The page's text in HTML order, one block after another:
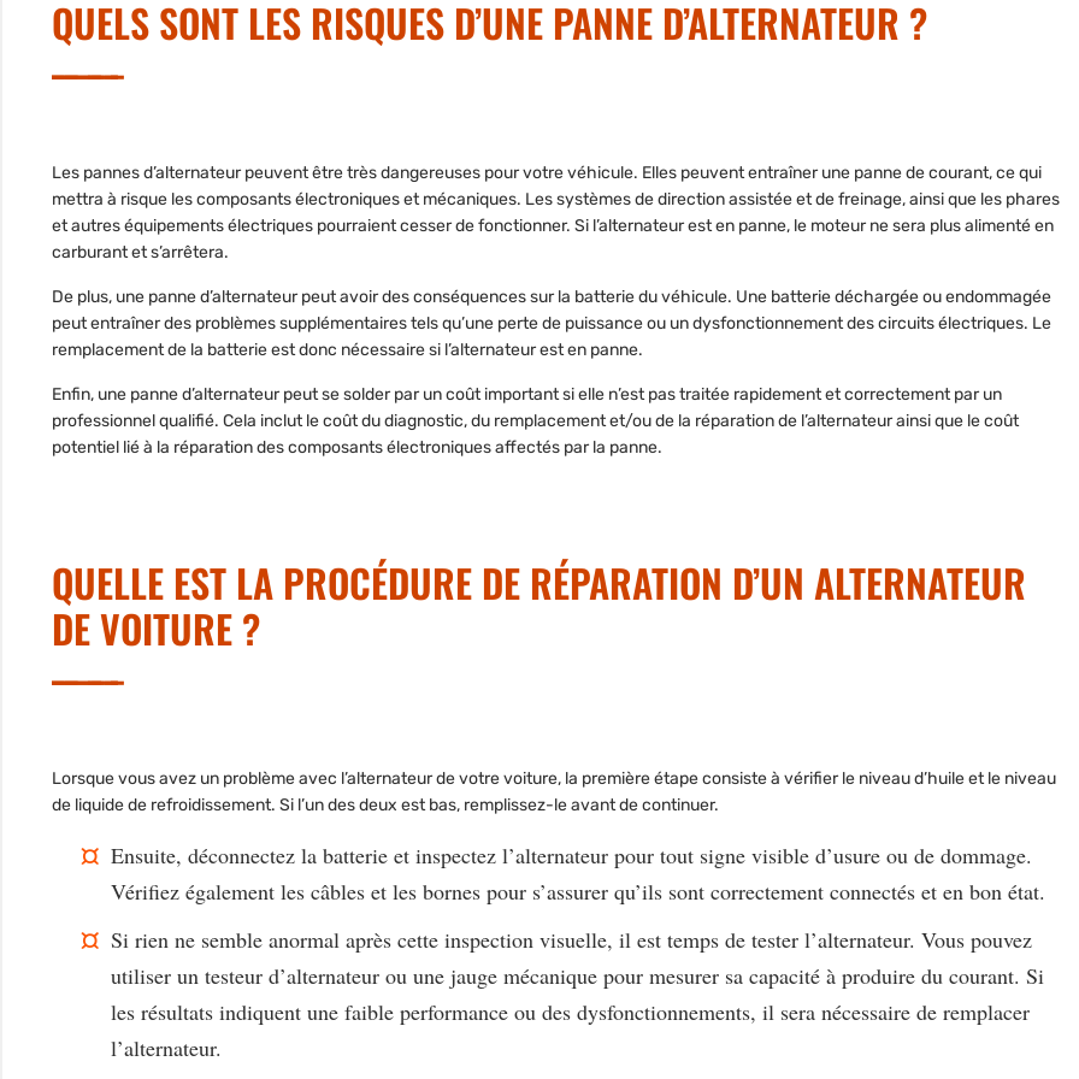
QUELS SONT LES RISQUES D’UNE PANNE D’ALTERNATEUR ?
Les pannes d’alternateur peuvent être très dangereuses pour votre véhicule. Elles peuvent entraîner une panne de courant, ce qui
mettra à risque les composants électroniques et mécaniques. Les systèmes de direction assistée et de freinage,ainsi que les phares
et autres équipements électriques pourraientcesser de fonctionner. Si l’alternateur est en panne, le moteur ne sera plus alimenté en
carburant et s’arrêtera.
De plus, une panne d’alternateur peut avoir des conséquences sur la batterie du véhicule. Une batterie déchargée ou endommagée
peut entraîner des problèmes supplémentaires tels qu’une perte de puissance ou un dysfonctionnement des circuits électriques. Le
remplacement de la batterie est donc nécessaire si l’alternateur est en panne.
Enfin, une panne d’alternateur peut se solder par un coût important si elle n’est pas traitée rapidement et correctementpar un
professionnel qualifié. Cela inclut le coût du diagnostic, du remplacement et/ou de la réparation de l’alternateur ainsi que le coût
potentiel lié à la réparation des composants électroniques affectés par la panne.
QUELLE EST LA PROCÉDURE DE RÉPARATION D’UN ALTERNATEUR
DE VOITURE ?
Lorsque vous avez un problème avec l’alternateur de votre voiture, la première étape consiste à vérifier le niveau d’huile et le niveau
de liquide de refroidissement. Si l’un des deux est bas, remplissez-le avant de continuer.
Ensuite, déconnectez la batterie et inspectez l’alternateur pour tout signe visible d’usure ou de dommage.
Vérifiez également les câbles et les bornes pour s’assurer qu’ils sont correctement connectés et en bon état.
Si rien ne semble anormal après cette inspection visuelle, il est temps de tester l’alternateur. Vous pouvez
utiliser un testeur d’alternateur ou une jauge mécanique pour mesurer sa capacité à produire du courant. Si
les résultats indiquent une faible performance ou des dysfonctionnements, il sera nécessaire de remplacer
l’alternateur.